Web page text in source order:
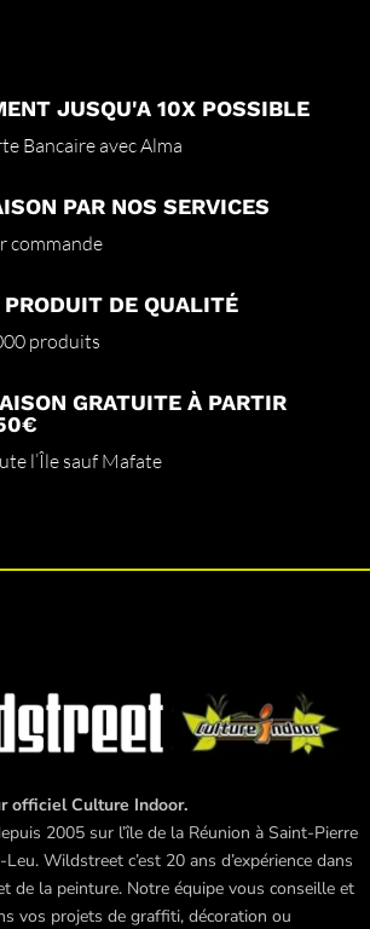
JUSQU'A 10X POSSIBLE
Bancaire avec Alma
PAR NOS SERVICES
commande
DE QUALITÉ
produits
GRATUITE À PARTIR
l’Île sauf Mafate
officiel Culture Indoor.
2005 sur l’île de la Réunion à Saint-Pierre
Wildstreet c’est 20 ans d’expérience dans
de la peinture. Notre équipe vous conseille et
vos projets de graffiti, décoration ou